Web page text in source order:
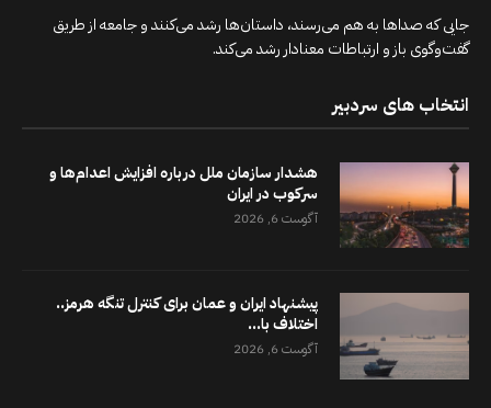
جایی که صداها به هم می‌رسند، داستان‌ها رشد می‌کنند و جامعه از طریق
گفت‌وگوی باز و ارتباطات معنادار رشد می‌کند.
انتخاب های سردبیر
هشدار سازمان ملل درباره افزایش اعدام‌ها و
سرکوب در ایران
آگوست 6, 2026
پیشنهاد ایران و عمان برای کنترل تنگه هرمز..
اختلاف با...
آگوست 6, 2026